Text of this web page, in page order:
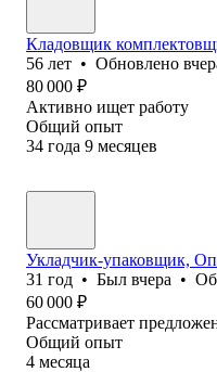
Кладовщик
56 лет • Обновлено
80 000 ₽
Активно ищет работу
Общий опыт
34 года 9 месяцев
Укладчик-упаковщик,
31 год • Был вчера •
60 000 ₽
Рассматривает
Общий опыт
4 месяца